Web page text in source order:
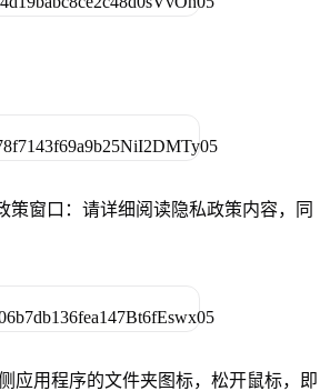
策窗口：请详细阅读隐私政策内容，同
应用程序的文件夹图标，松开鼠标，即